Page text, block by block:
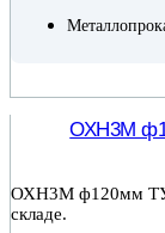
ОХН3М
ОХН3М ф120мм
складе.